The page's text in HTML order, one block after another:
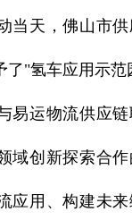
当天，佛山市
了"氢车应用示
易运物流供应
域创新探索合
应用、构建未